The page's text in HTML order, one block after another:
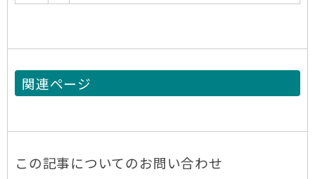
関連ページ
この記事についてのお問い合わせ